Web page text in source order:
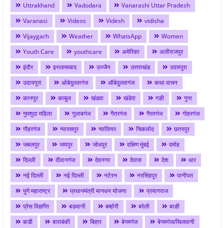
Uttrakhand
Vadodara
Vanarashi Uttar Pradesh
Varanasi
Videos Videsh
vidisha
Vijaygarh
Weather WhatsApp
Women
Youth Care
youthcare अमेरिका
अलीराजपुर
इंदौर
इस्लामाबाद उज्जैन उत्तराखंड
उदयपुरा
उदायपुरा
ओबेदुल्लागंज औबेदुल्लागंज
कथा वाचन
कानपुर
काबुल खंडवा खंडेरा गङी
गुना
गुमशुदा महिला
गुलाबगंज गैतरगंज गैरतगंज
गोहरगंज
गौहरगंज
ग्यारसपुर ग्वालियर चिकलोद
छतरपुर
जबलपुर
जयपुर जोधपुर दक्षिण मुंबई
दमोह
दिल्ली
दीवानगंज देवनगर देवास देश
धार
नई दिल्ली
नई दिल्ली नटेरन नरसिंहपुर
पानीपत
पुणे महाराष्ट्र
प्रधानमंत्री मानधन योजना
प्रयागराज
प्रेस विज्ञप्ति
बङवानी बम्होरी बरेली
बाङी
बाडी
बाराबंकी बिहार बेगमगंज
बेगमगंज/सिलवानी